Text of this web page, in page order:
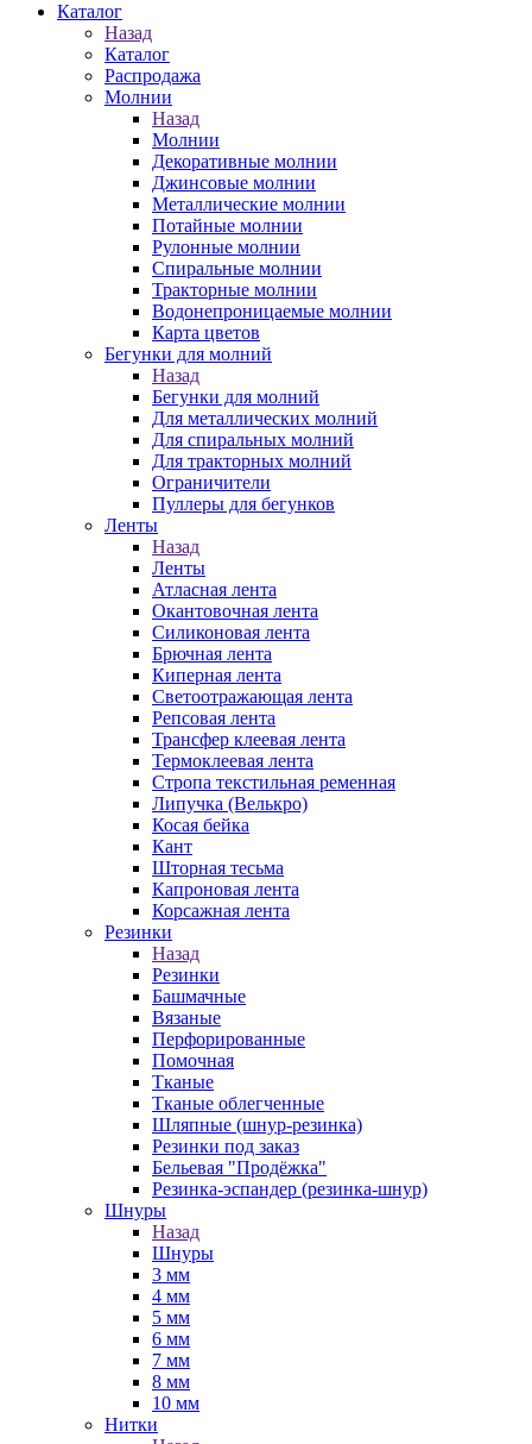
Каталог
Назад
Каталог
Распродажа
Молнии
Назад
Молнии
Декоративные молнии
Джинсовые молнии
Металлические молнии
Потайные молнии
Рулонные молнии
Спиральные молнии
Тракторные молнии
Водонепроницаемые молнии
Карта цветов
Бегунки для молний
Назад
Бегунки для молний
Для металлических молний
Для спиральных молний
Для тракторных молний
Ограничители
Пуллеры для бегунков
Ленты
Назад
Ленты
Атласная лента
Окантовочная лента
Силиконовая лента
Брючная лента
Киперная лента
Светоотражающая лента
Репсовая лента
Трансфер клеевая лента
Термоклеевая лента
Стропа текстильная ременная
Липучка (Велькро)
Косая бейка
Кант
Шторная тесьма
Капроновая лента
Корсажная лента
Резинки
Назад
Резинки
Башмачные
Вязаные
Перфорированные
Помочная
Тканые
Тканые облегченные
Шляпные (шнур-резинка)
Резинки под заказ
Бельевая "Продёжка"
Резинка-эспандер (резинка-шнур)
Шнуры
Назад
Шнуры
3 мм
4 мм
5 мм
6 мм
7 мм
8 мм
10 мм
Нитки